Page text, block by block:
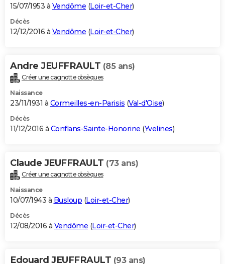
15/07/1953 à Vendôme (Loir-et-Cher)
Décès
12/12/2016 à Vendôme (Loir-et-Cher)
Andre JEUFFRAULT (85 ans)
Créer une cagnotte obsèques
Naissance
23/11/1931 à Cormeilles-en-Parisis (Val-d'Oise)
Décès
11/12/2016 à Conflans-Sainte-Honorine (Yvelines)
Claude JEUFFRAULT (73 ans)
Créer une cagnotte obsèques
Naissance
10/07/1943 à Busloup (Loir-et-Cher)
Décès
12/08/2016 à Vendôme (Loir-et-Cher)
Edouard JEUFFRAULT (93 ans)